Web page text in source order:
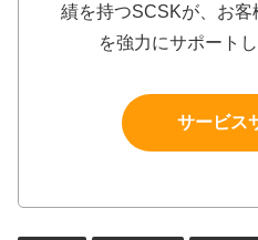
績を持つSCSKが、お客
を強力にサポートし
サービス